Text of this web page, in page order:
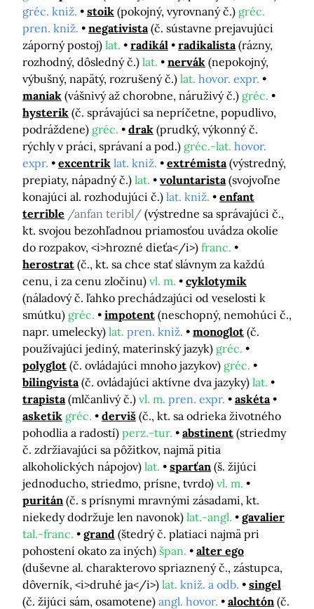
gréc. kniž.
stoik (pokojný, vyrovnaný č.) gréc.
pren. kniž.
negativista (č. sústavne prejavujúci
záporný postoj) lat. radikál radikalista (rázny,
rozhodný, dôsledný č.) lat. nervák (nepokojný,
výbušný, napätý, rozrušený č.) lat. hovor. expr.
maniak (vášnivý až chorobne, náruživý č.) gréc.
hysterik (č. správajúci sa nepríčetne, popudlivo,
podráždene) gréc. drak (prudký, výkonný č.
rýchly v práci, správaní a pod.) gréc.-lat. hovor.
expr.
excentrik lat. kniž. extrémista (výstredný,
prepiaty, nápadný č.) lat. voluntarista (svojvoľne
konajúci al. rozhodujúci č.) lat. kniž.
enfant
terrible /anfan teribl/ (výstredne sa správajúci č.,
kt. svojou bezohľadnou priamosťou uvádza okolie
do rozpakov, <i>hrozné dieťa</i>) franc.
herostrat (č., kt. sa chce stať slávnym za každú
cenu, i za cenu zločinu) vl. m.
cyklotymik
(náladový č. ľahko prechádzajúci od veselosti k
smútku) gréc. impotent (neschopný, nemohúci č.,
napr. umelecky) lat. pren. kniž. monoglot (č.
používajúci jediný, materinský jazyk) gréc.
polyglot (č. ovládajúci mnoho jazykov) gréc.
bilingvista (č. ovládajúci aktívne dva jazyky) lat.
trapista (mlčanlivý č.) vl. m. pren. expr.
askéta
asketik gréc. derviš (č., kt. sa odrieka životného
pohodlia a radostí) perz.-tur. abstinent (striedmy
č. zdržiavajúci sa pôžitkov, najmä pitia
alkoholických nápojov) lat. sparťan (š. žijúci
jednoducho, striedmo, prísne, tvrdo) vl. m.
puritán (č. s prísnymi mravnými zásadami, kt.
niekedy dodržuje len navonok) lat.-angl.
gavalier
tal.-franc.
grand (štedrý č. platiaci najmä pri
pohostení okato za iných) špan.
alter ego
(duševne al. charakterovo spriaznený č., zástupca,
dôverník, <i>druhé ja</i>) lat. kniž. a odb.
singel
(č. žijúci sám, osamotene) angl. hovor. alochtón (č.